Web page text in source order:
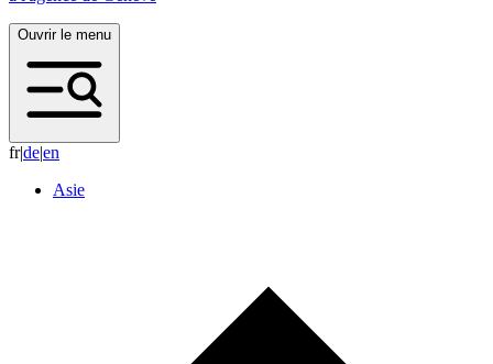
Ouvrir le menu
fr|de|en
Asie